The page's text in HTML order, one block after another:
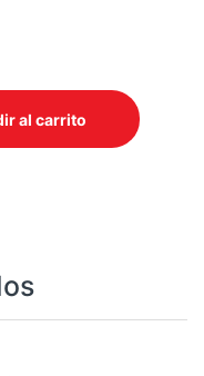
BT5.4 IP67 MIC. 12H
al carrito